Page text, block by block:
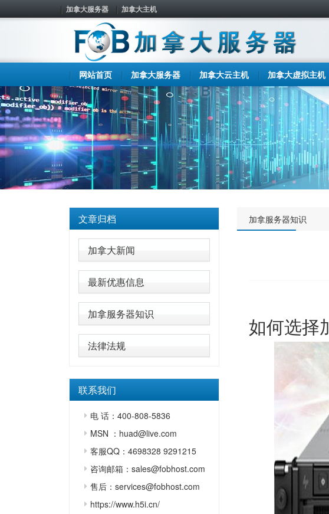
加拿大服务器 加拿大主机
网站首页 加拿大服务器 加拿大云主机 加拿大虚拟主机
文章归档
加拿大新闻
最新优惠信息
加拿服务器知识
法律法规
联系我们
电 话：400-808-5836
MSN ：huad@live.com
客服QQ：4698328 9291215
咨询邮箱：sales@fobhost.com
售后：services@fobhost.com
https://www.h5i.cn/
加拿服务器知识
如何选择